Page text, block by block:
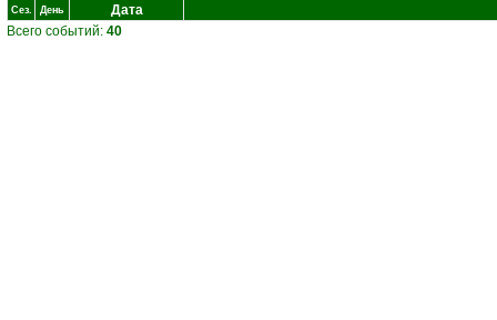
Сез. День
Дата
Всего событий: 40